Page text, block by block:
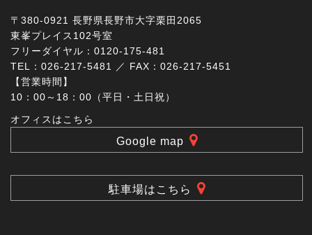
〒380-0921 長野県長野市大字栗田2065
東峯プレイス102号室
フリーダイヤル：0120-175-481
TEL：026-217-5481 ／ FAX：026-217-5451
【営業時間】
10：00～18：00（平日・土日祝）
オフィスはこちら
Google map
駐車場はこちら